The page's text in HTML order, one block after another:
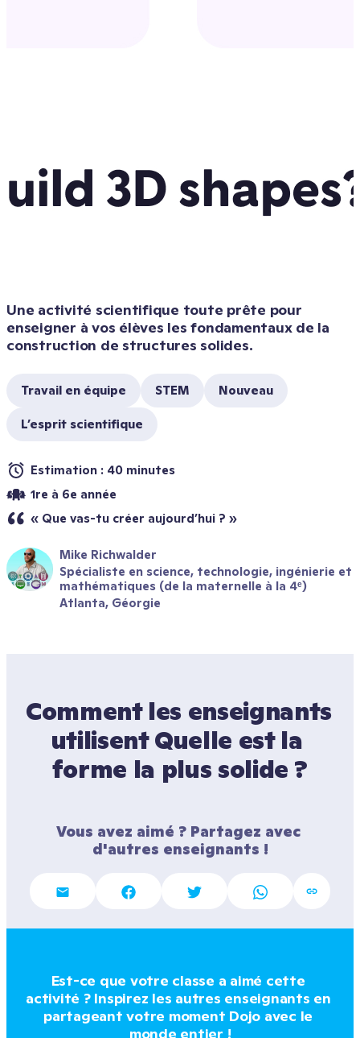
Une activité scientifique toute prête pour
enseigner à vos élèves les fondamentaux de la
construction de structures solides.
Travail en équipe STEM Nouveau
L’esprit scientifique
Estimation : 40 minutes
1re à 6e année
« Que vas-tu créer aujourd’hui ? »
Mike Richwalder
Spécialiste en science, technologie, ingénierie et
mathématiques (de la maternelle à la 4ᵉ)
Atlanta, Géorgie
Comment les enseignants
utilisent Quelle est la
forme la plus solide ?
Vous avez aimé ? Partagez avec
d'autres enseignants !
Est-ce que votre classe a aimé cette
activité ? Inspirez les autres enseignants en
partageant votre moment Dojo avec le
monde entier !